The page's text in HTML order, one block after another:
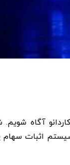
آگاه
اثبات